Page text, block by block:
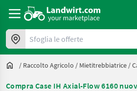
Sfoglia le offerte
/ Raccolto Agricolo / Mietitrebbiatrice /
Compra Case IH Axial-Flow 6160